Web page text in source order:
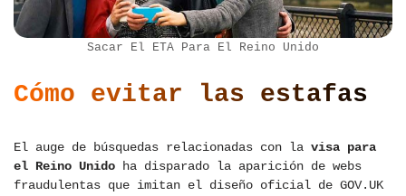
Sacar El ETA Para El Reino Unido
Cómo evitar las estafas
El auge de búsquedas relacionadas con la visa para
el Reino Unido ha disparado la aparición de webs
fraudulentas que imitan el diseño oficial de GOV.UK